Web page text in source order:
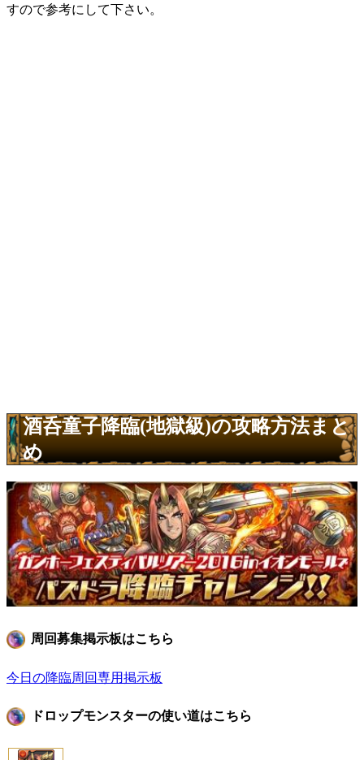
すので参考にして下さい。
酒呑童子降臨(地獄級)の攻略方法まと
め
周回募集掲示板はこちら
今日の降臨周回専用掲示板
ドロップモンスターの使い道はこちら